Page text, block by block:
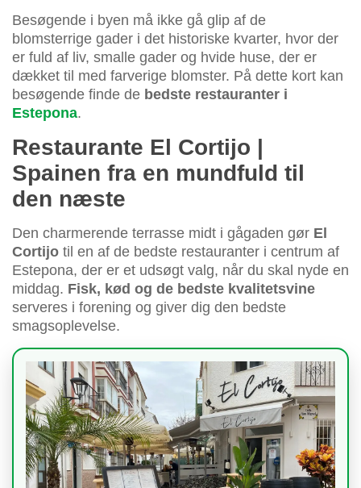
Besøgende i byen må ikke gå glip af de
blomsterrige gader i det historiske kvarter, hvor der
er fuld af liv, smalle gader og hvide huse, der er
dækket til med farverige blomster. På dette kort kan
besøgende finde de bedste restauranter i
Estepona.
Restaurante El Cortijo |
Spainen fra en mundfuld til
den næste
Den charmerende terrasse midt i gågaden gør El
Cortijo til en af de bedste restauranter i centrum af
Estepona, der er et udsøgt valg, når du skal nyde en
middag. Fisk, kød og de bedste kvalitetsvine
serveres i forening og giver dig den bedste
smagsoplevelse.